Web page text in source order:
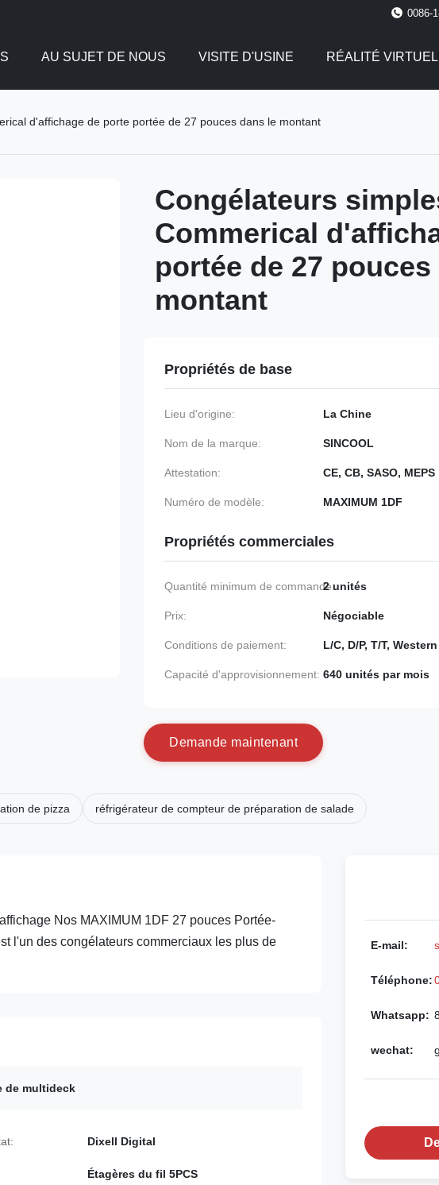
0086-
AU SUJET DE NOUS VISITE D'USINE RÉALITÉ
d'affichage de porte portée de 27 pouces dans le montant
Congélateurs
Commerical
portée de 27
montant
Propriétés de base
Lieu d'origine: La Chine
Nom de la marque: SINCOOL
Attestation: CE, CB, SASO, MEPS
Numéro de modèle: MAXIMUM 1DF
Propriétés commerciales
Quantité minimum de commande:2 unités
Prix: Négociable
Conditions de paiement: L/C, D/P, T/T,
Capacité d'approvisionnement: 640 unités par mois
Demande maintenant
de pizza réfrigérateur de compteur de préparation de salade
Nos MAXIMUM 1DF 27 pouces Portée-
l'un des congélateurs commerciaux les plus de
de multideck
Dixell Digital
Étagères du fil 5PCS
E-mail:
Téléphone:
Whatsapp:
wechat: